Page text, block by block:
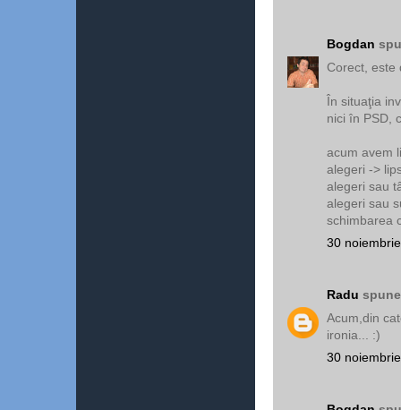
Bogdan
Corect, este
În situaţia
nici în PSD,
acum avem
alegeri ->
alegeri sau
alegeri sau
schimbarea
30
Radu
Acum,din
ironia... :)
30